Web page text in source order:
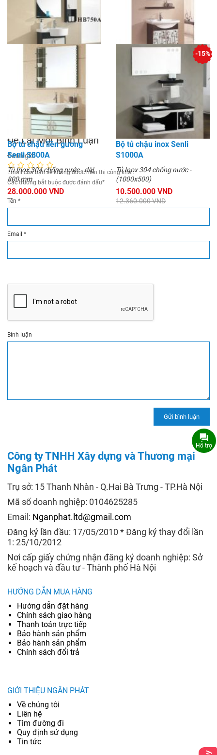
500 x 450 mm
6.900.000 VND
7.667.000 VND
650 x 560 mm
6.900.000 VND
7.667.000 VND
Bộ tủ chậu SENLI H650A
(có tủ cạnh )
7.900.000 VND
8.778.000 VND
Bộ tủ chậu liền gương
Senli S800F
Tủ Inox 304 chống nước - 820 x
8.500.000 VND
10.000.000 VND
Bộ tủ chậu liền gương
Senli S800A
Tủ Inox 304 chống nước - dài
800 mm
28.000.000 VND
Bộ tủ chậu inox Senli
S1000A
Tủ Inox 304 chống nước -
(1000x500)
10.500.000 VND
12.360.000 VND
-15%
Để Lại Một Bình Luận
Đánh giá:
Email của bạn sẽ không được hiển thị công khai.
Các trường bắt buộc được đánh dấu*
Tên *
Email *
Bình luận
Công ty TNHH Xây dựng và Thương mại
Ngân Phát
Trụ sở: 15 Thanh Nhàn - Q.Hai Bà Trưng - TP.Hà Nội
Mã số doanh nghiệp: 0104625285
Email: Nganphat.ltd@gmail.com
Đăng ký lần đầu: 17/05/2010 * Đăng ký thay đổi lần
1: 25/10/2012
Nơi cấp giấy chứng nhận đăng ký doanh nghiệp: Sở
kế hoạch và đầu tư - Thành phố Hà Nội
HƯỚNG DẪN MUA HÀNG
Hướng dẫn đặt hàng
Chính sách giao hàng
Thanh toán trực tiếp
Bảo hành sản phẩm
Bảo hành sản phẩm
Chính sách đổi trả
GIỚI THIỆU NGÂN PHÁT
Về chúng tôi
Liên hệ
Tìm đường đi
Quy định sử dụng
Tin tức
Hỗ trợ